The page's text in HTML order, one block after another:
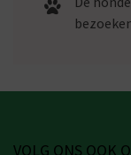
VOLG ONS OOK